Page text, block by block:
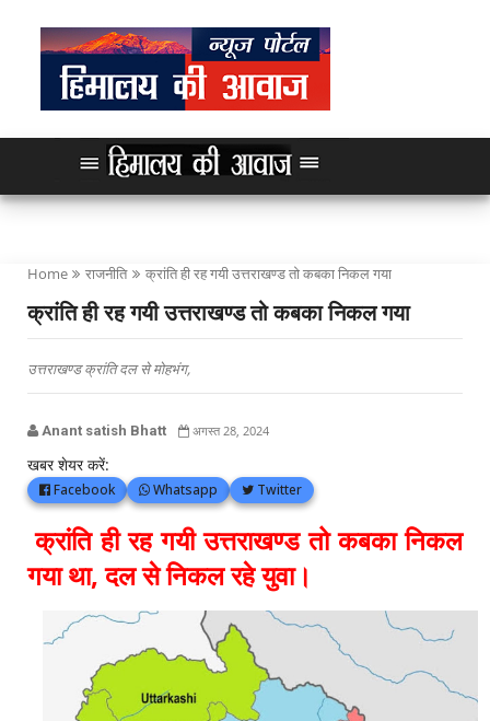
Home राजनीति क्रांति ही रह गयी उत्तराखण्ड तो कबका निकल गया
क्रांति ही रह गयी उत्तराखण्ड तो कबका निकल गया
उत्तराखण्ड क्रांति दल से मोहभंग,
Anant satish Bhatt अगस्त 28, 2024
खबर शेयर करें:
Facebook Whatsapp Twitter
क्रांति ही रह गयी उत्तराखण्ड तो कबका निकल
गया था, दल से निकल रहे युवा।